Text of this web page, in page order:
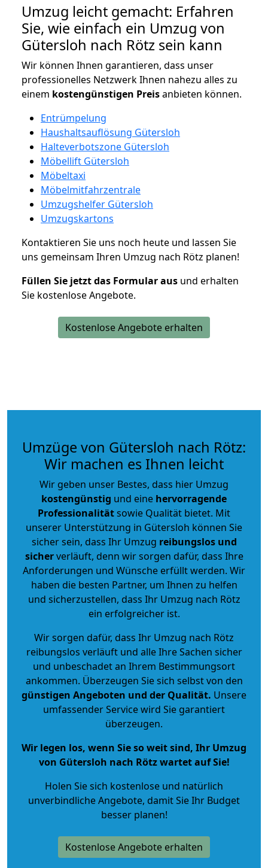
Umzug leicht gemacht: Erfahren
Sie, wie einfach ein Umzug von
Gütersloh nach Rötz sein kann
Wir können Ihnen garantieren, dass unser
professionelles Netzwerk Ihnen nahezu alles zu
einem kostengünstigen Preisanbieten können.
Entrümpelung
Haushaltsauflösung Gütersloh
Halteverbotszone Gütersloh
Möbellift Gütersloh
Möbeltaxi
Möbelmitfahrzentrale
Umzugshelfer Gütersloh
Umzugskartons
Kontaktieren Sie uns noch heute und lassen Sie
uns gemeinsam Ihren Umzug nach Rötz planen!
Füllen Sie jetzt das Formular aus und erhalten
Sie kostenlose Angebote.
Kostenlose Angebote erhalten
Umzüge von Gütersloh nach Rötz:
Wir machen es Ihnen leicht
Wir geben unser Bestes, dass hier Umzug
kostengünstig und eine hervorragende
Professionalitätsowie Qualität bietet. Mit
unserer Unterstützung in Gütersloh können Sie
sicher sein, dass Ihr Umzug reibungslos und
sicherverläuft, denn wir sorgen dafür, dass Ihre
Anforderungen und Wünsche erfüllt werden. Wir
haben die besten Partner, um Ihnen zu helfen
und sicherzustellen, dass Ihr Umzug nach Rötz
ein erfolgreicher ist.
Wir sorgen dafür, dass Ihr Umzug nach Rötz
reibungslos verläuft und alle Ihre Sachen sicher
und unbeschadet an Ihrem Bestimmungsort
ankommen. Überzeugen Sie sich selbst von den
günstigen Angeboten und der Qualität. Unsere
umfassender Service wird Sie garantiert
überzeugen.
Wir legen los, wenn Sie so weit sind, Ihr Umzug
von Gütersloh nach Rötz wartet auf Sie!
Holen Sie sich kostenlose und natürlich
unverbindliche Angebote, damit Sie Ihr Budget
besser planen!
Kostenlose Angebote erhalten